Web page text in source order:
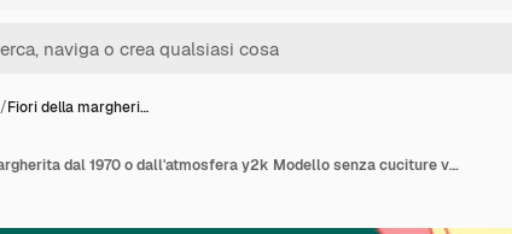
/Fiori della margheri…
Fiori della margherita dal 1970 o dall'atmosfera y2k Modello senza cuciture vettoriale in stile piatto per tessuto da parati Groovy